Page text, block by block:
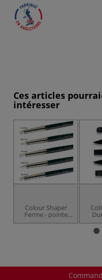
Ces articles
intéresser
Colour Shaper
Ferme - pointe
grise